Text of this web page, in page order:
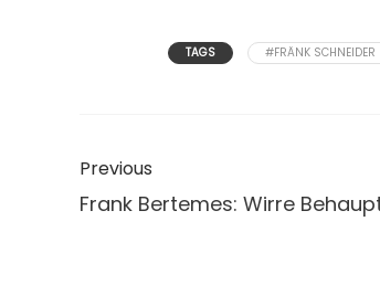
TAGS #FRÄNK SCHNEIDER
Previous
Frank Bertemes: Wirre